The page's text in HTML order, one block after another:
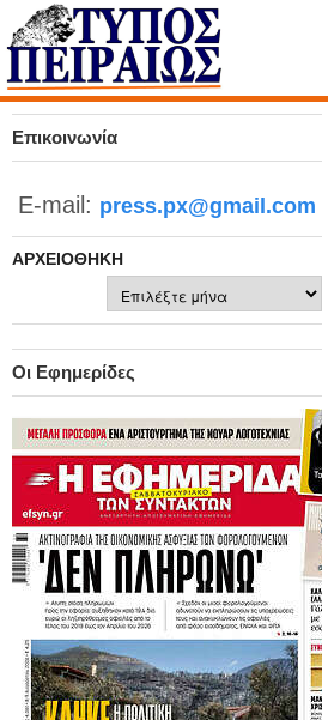
μ
ρ
Επικοινωνία
E-mail: press.px@gmail.com
ΑΡΧΕΙΟΘΉΚΗ
Οι Εφημερίδες